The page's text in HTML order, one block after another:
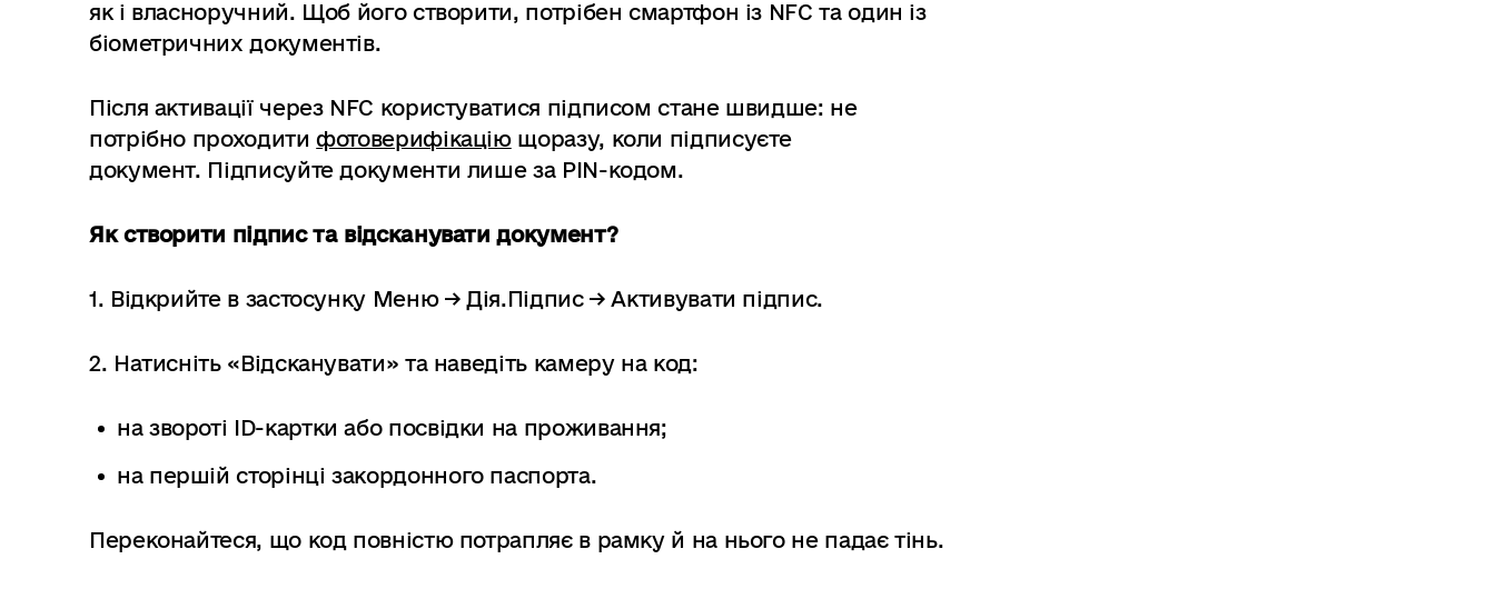
як і власноручний. Щоб його створити, потрібен смартфон із NFC та один із
біометричних документів.
Після активації через NFC користуватися підписом стане швидше: не
потрібно проходитифотоверифікаціющоразу, коли підписуєте
документ. Підписуйте документи лише за PIN-кодом.
Як створити підпис та відсканувати документ?
1. Відкрийте в застосунку Меню → Дія.Підпис → Активувати підпис.
2. Натисніть «Відсканувати» та наведіть камеру на код:
на звороті ID-картки або посвідки на проживання;
на першій сторінці закордонного паспорта.
Переконайтеся, що код повністю потрапляє в рамку й на нього не падає тінь.